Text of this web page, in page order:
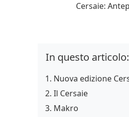
Cersaie:
In questo articolo:
Nuova edizione
Il Cersaie
Makro